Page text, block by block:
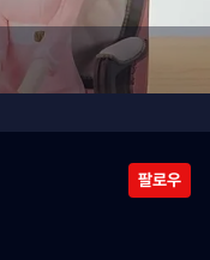
팔로우